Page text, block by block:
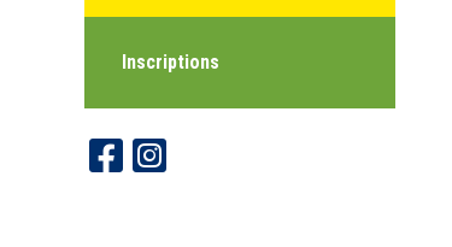
Inscriptions